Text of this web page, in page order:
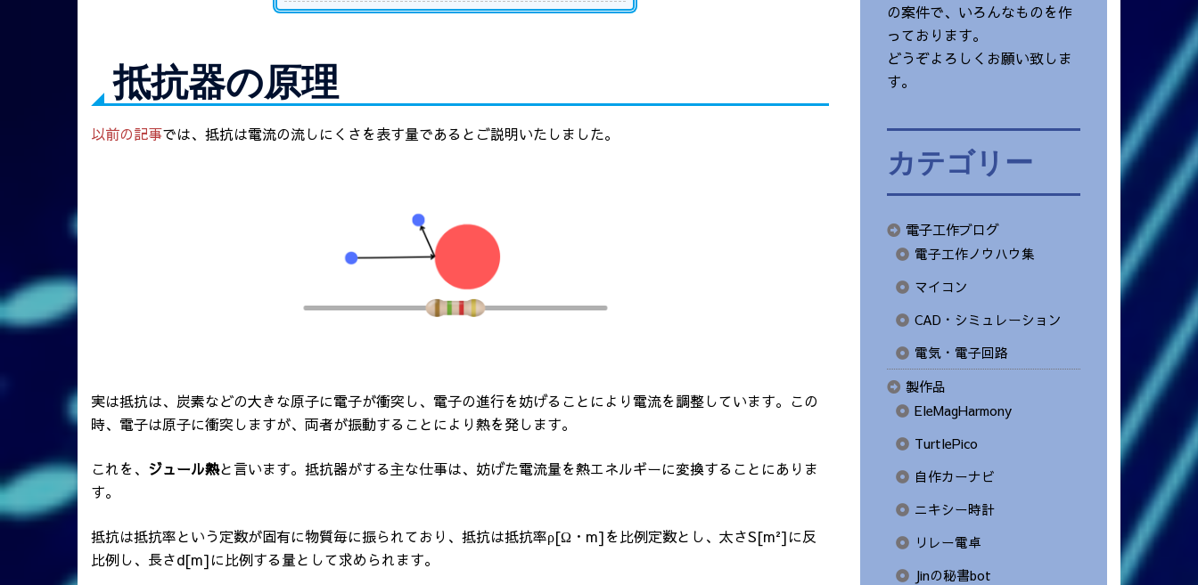
抵抗器の原理
以前の記事では、抵抗は電流の流しにくさを表す量であるとご説明いたしました。
実は抵抗は、炭素などの大きな原子に電子が衝突し、電子の進行を妨げることにより電流を調整しています。この
時、電子は原子に衝突しますが、両者が振動することにより熱を発します。
これを、 ジュール熱と言います。抵抗器がする主な仕事は、妨げた電流量を熱エネルギーに変換することにありま
す。
抵抗は抵抗率という定数が固有に物質毎に振られており、抵抗は抵抗率ρ[Ω・m]を比例定数とし、太さS[m²]に反
比例し、長さd[m]に比例する量として求められます。
の案件で、いろんなものを作
っております。
どうぞよろしくお願い致しま
す。
カテゴリー
電子工作ブログ
電子工作ノウハウ集
マイコン
CAD・シミュレーション
電気・電子回路
製作品
EleMagHarmony
TurtlePico
自作カーナビ
ニキシー時計
リレー電卓
Jinの秘書bot